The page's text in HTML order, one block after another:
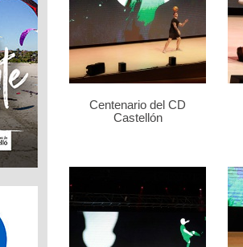
Centenario del CD
Castellón